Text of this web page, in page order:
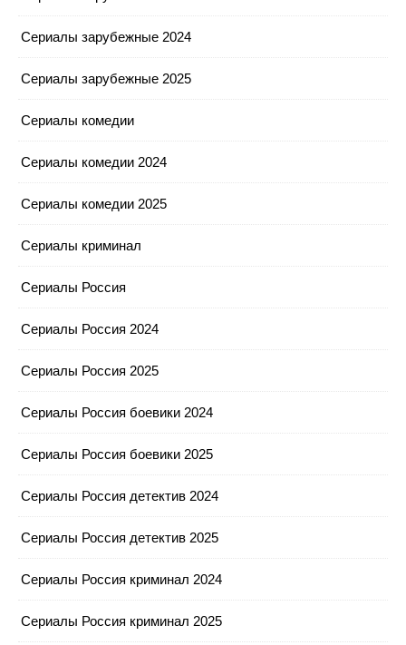
Сериалы зарубежные 2024
Сериалы зарубежные 2025
Сериалы комедии
Сериалы комедии 2024
Сериалы комедии 2025
Сериалы криминал
Сериалы Россия
Сериалы Россия 2024
Сериалы Россия 2025
Сериалы Россия боевики 2024
Сериалы Россия боевики 2025
Сериалы Россия детектив 2024
Сериалы Россия детектив 2025
Сериалы Россия криминал 2024
Сериалы Россия криминал 2025